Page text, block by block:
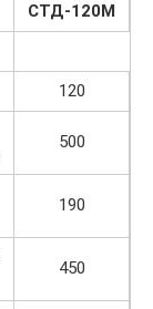
СТД-120М
120
500
190
450